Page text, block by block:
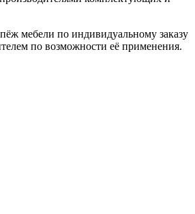
мебели по индивидуальному заказу
по возможности её применения.